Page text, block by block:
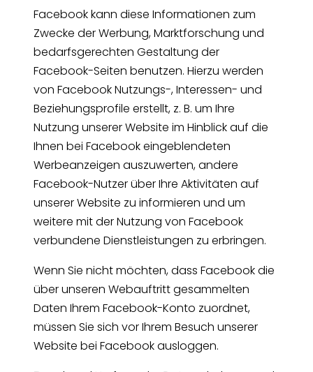
Facebook kann diese Informationen zum
Zwecke der Werbung, Marktforschung und
bedarfsgerechten Gestaltung der
Facebook-Seiten benutzen. Hierzu werden
von Facebook Nutzungs-, Interessen- und
Beziehungsprofile erstellt, z. B. um Ihre
Nutzung unserer Website im Hinblick auf die
Ihnen bei Facebook eingeblendeten
Werbeanzeigen auszuwerten, andere
Facebook-Nutzer über Ihre Aktivitäten auf
unserer Website zu informieren und um
weitere mit der Nutzung von Facebook
verbundene Dienstleistungen zu erbringen.
Wenn Sie nicht möchten, dass Facebook die
über unseren Webauftritt gesammelten
Daten Ihrem Facebook-Konto zuordnet,
müssen Sie sich vor Ihrem Besuch unserer
Website bei Facebook ausloggen.